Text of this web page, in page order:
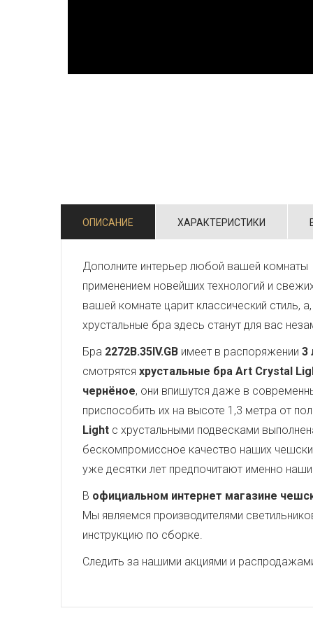
ОПИСАНИЕ ХАРАКТЕРИСТИКИ
Дополните интерьер любой вашей
применением новейших технологий и
вашей комнате царит классический стиль,
хрустальные бра здесь станут для вас
Бра 2272B.35IV.GB имеет в распоряжении 3
смотрятся хрустальные бра Art Crystal
чернёное, они впишутся даже в
приспособить их на высоте 1,3 метра от
Light с хрустальными подвесками
бескомпромиссное качество наших
уже десятки лет предпочитают именно
В официальном интернет магазине
Мы являемся производителями
инструкцию по сборке.
Следить за нашими акциями и